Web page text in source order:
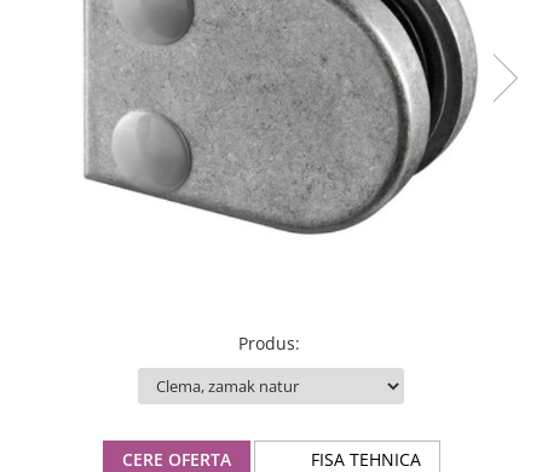
Produs:
CERE OFERTA
FISA TEHNICA